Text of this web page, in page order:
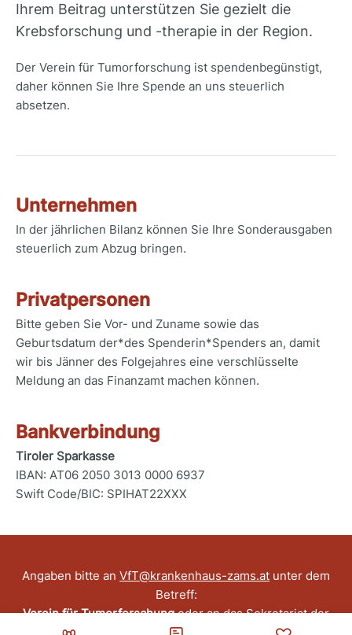
Ihrem Beitrag unterstützen Sie gezielt die
Krebsforschung und -therapie in der Region.
Der Verein für Tumorforschung ist spendenbegünstigt,
daher können Sie Ihre Spende an uns steuerlich
absetzen.
Unternehmen
In der jährlichen Bilanz können Sie Ihre Sonderausgaben
steuerlich zum Abzug bringen.
Privatpersonen
Bitte geben Sie Vor- und Zuname sowie das
Geburtsdatum der*des Spenderin*Spenders an, damit
wir bis Jänner des Folgejahres eine verschlüsselte
Meldung an das Finanzamt machen können.
Bankverbindung
Tiroler Sparkasse
IBAN: AT06 2050 3013 0000 6937
Swift Code/BIC: SPIHAT22XXX
Angaben bitte an VfT@krankenhaus-zams.at unter dem
Betreff:
Verein für Tumorforschungoder an das Sekretariat der